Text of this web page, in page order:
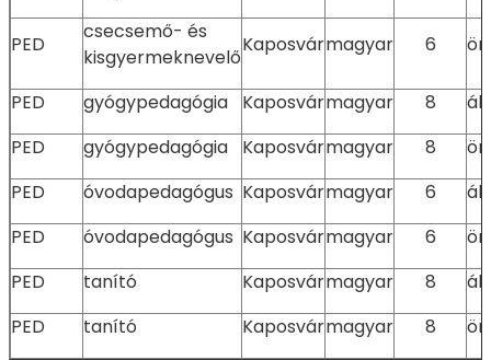
PED
csecsemő- és
kisgyermeknevelő
Kaposvármagyar 6
PED gyógypedagógia Kaposvármagyar 8
PED
gyógypedagógia Kaposvármagyar 8
PED
óvodapedagógus Kaposvármagyar 6
PED
óvodapedagógus Kaposvármagyar 6
PED
tanító Kaposvármagyar 8
PED
tanító Kaposvármagyar 8